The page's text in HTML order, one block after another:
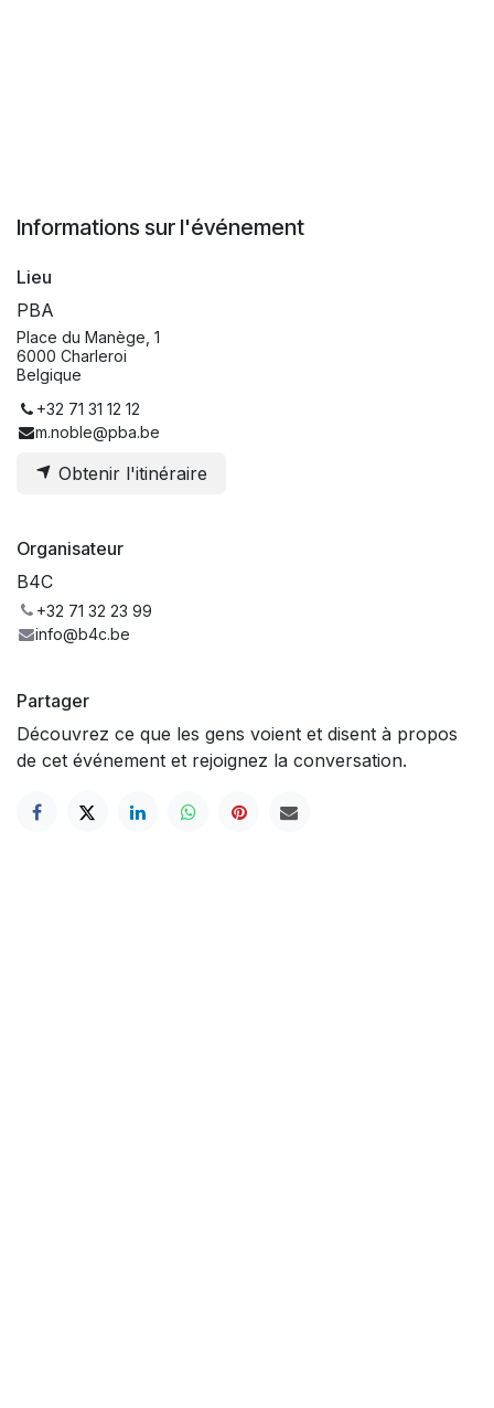
Informations sur l'événement
Lieu
PBA
Place du Manège, 1
6000 Charleroi
Belgique
+32 71 31 12 12
m.noble@pba.be
Obtenir l'itinéraire
Organisateur
B4C
+32 71 32 23 99
info@b4c.be
Partager
Découvrez ce que les gens voient et disent à propos
de cet événement et rejoignez la conversation.